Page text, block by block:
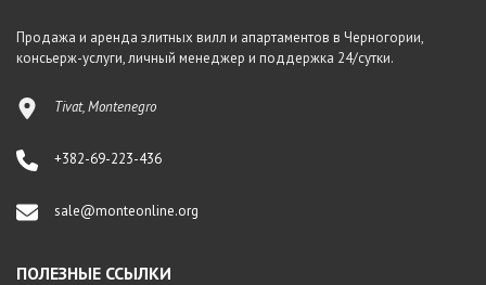
Продажа и аренда элитных вилл и апартаментов в Черногории,
консьерж-услуги, личный менеджер и поддержка 24/сутки.
Tivat, Montenegro
+382-69-223-436
sale@monteonline.org
ПОЛЕЗНЫЕ ССЫЛКИ